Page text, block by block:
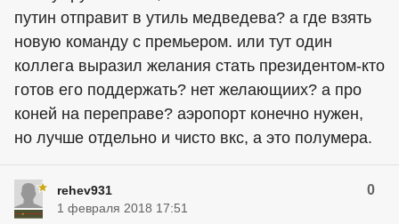
путин отправит в утиль медведева? а где взять
новую команду с премьером. или тут один
коллега выразил желания стать президентом-кто
готов его поддержать? нет желающиих? а про
коней на переправе? аэропорт конечно нужен,
но лучше отдельно и чисто вкс, а это полумера.
rehev931 0
1 февраля 2018 17:51